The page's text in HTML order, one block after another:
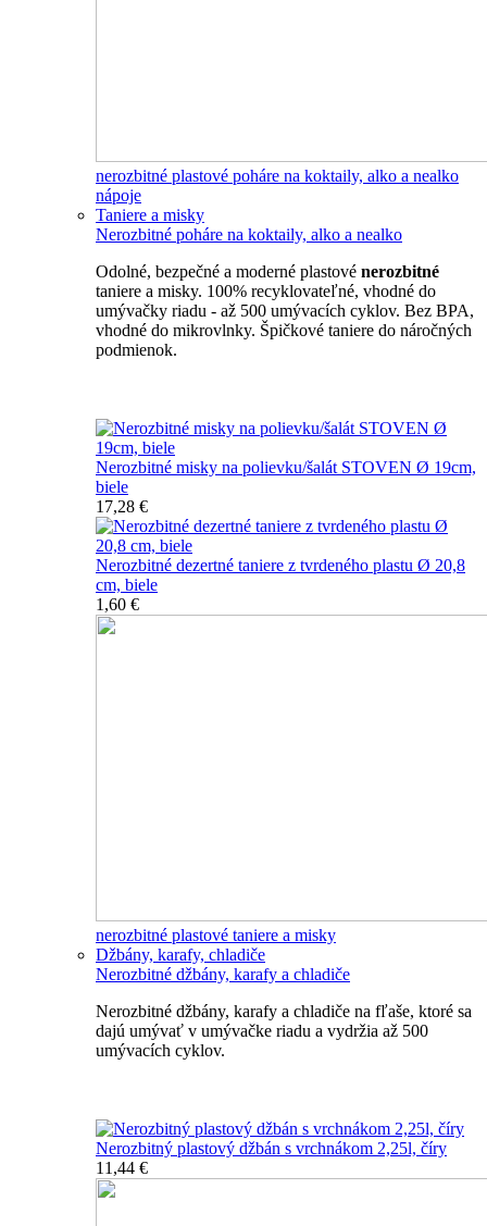
nerozbitné plastové poháre na koktaily, alko a nealko
nápoje
Taniere a misky
Nerozbitné poháre na koktaily, alko a nealko
Odolné, bezpečné a moderné plastové nerozbitné
taniere a misky. 100% recyklovateľné, vhodné do
umývačky riadu - až 500 umývacích cyklov. Bez BPA,
vhodné do mikrovlnky. Špičkové taniere do náročných
podmienok.
Nerozbitné misky na polievku/šalát STOVEN Ø 19cm,
biele
17,28 €
Nerozbitné dezertné taniere z tvrdeného plastu Ø 20,8
cm, biele
1,60 €
nerozbitné plastové taniere a misky
Džbány, karafy, chladiče
Nerozbitné džbány, karafy a chladiče
Nerozbitné džbány, karafy a chladiče na fľaše, ktoré sa
dajú umývať v umývačke riadu a vydržia až 500
umývacích cyklov.
Nerozbitný plastový džbán s vrchnákom 2,25l, číry
11,44 €